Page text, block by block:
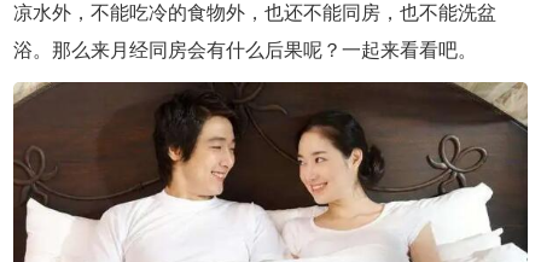
凉水外，不能吃冷的食物外，也还不能同房，也不能洗盆
浴。那么来月经同房会有什么后果呢？一起来看看吧。